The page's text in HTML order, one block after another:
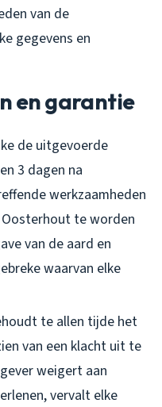
van de
gegevens en
en garantie
de uitgevoerde
3 dagen na
werkzaamheden
te worden
van de aard en
waarvan elke
te allen tijde het
van een klacht uit te
weigert aan
vervalt elke